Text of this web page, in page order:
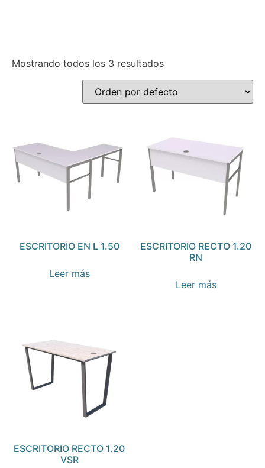
Mostrando todos los 3 resultados
ESCRITORIO EN L 1.50
Leer más
ESCRITORIO RECTO 1.20
RN
Leer más
ESCRITORIO RECTO 1.20
VSR